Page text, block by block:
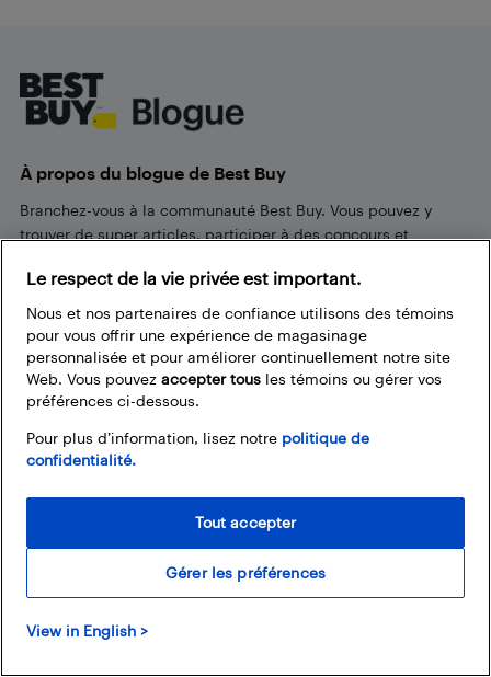
À propos du blogue de Best Buy
Branchez-vous à la communauté Best Buy. Vous pouvez y
trouver de super articles, participer à des concours et
Partagez vos trucs et conseils sur la technologie, et consultez
les impressions des autres personnes sur les produits
disponibles chez Best Buy.
Nos politiques
Liens fréquemment utilisés
Localisateur de magasin
Bestbuy.ca
Le respect de la vie privée est important.
Nous et nos partenaires de confiance utilisons des témoins
pour vous offrir une expérience de magasinage
personnalisée et pour améliorer continuellement notre site
Web. Vous pouvez accepter tous les témoins ou gérer vos
préférences ci-dessous.
Pour plus d’information, lisez notre
View in English >
politique de
confidentialité.
Gérer les préférences
Tout accepter